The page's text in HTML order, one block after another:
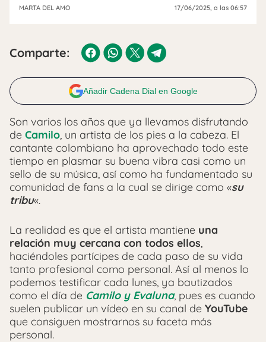
MARTA DEL AMO 17/06/2025, a las 06:57
Comparte:
Añadir Cadena Dial en Google
Son varios los años que ya llevamos disfrutando
de Camilo, un artista de los pies a la cabeza. El
cantante colombiano ha aprovechado todo este
tiempo en plasmar su buena vibra casi como un
sello de su música, así como ha fundamentado su
comunidad de fans a la cual se dirige como «su
tribu«.
La realidad es que el artista mantiene una
relación muy cercana con todos ellos,
haciéndoles partícipes de cada paso de su vida
tanto profesional como personal. Así al menos lo
podemos testificar cada lunes, ya bautizados
como el día de Camilo y Evaluna, pues es cuando
suelen publicar un vídeo en su canal de YouTube
que consiguen mostrarnos su faceta más
personal.